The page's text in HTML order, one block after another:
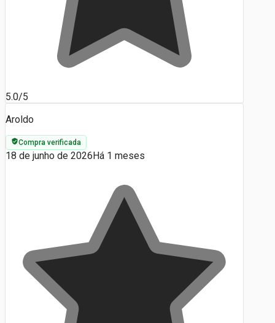
5.0/5
Aroldo
Compra verificada
18 de junho de 2026Há 1 meses